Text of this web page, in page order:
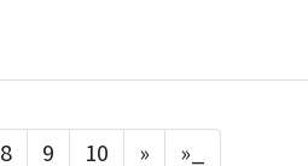
8 9 10 » »_